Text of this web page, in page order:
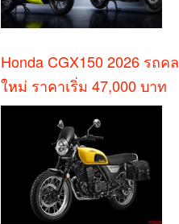
Honda CGX150 2026 รถค
ใหม่ ราคาเริ่ม 47,000 บาท